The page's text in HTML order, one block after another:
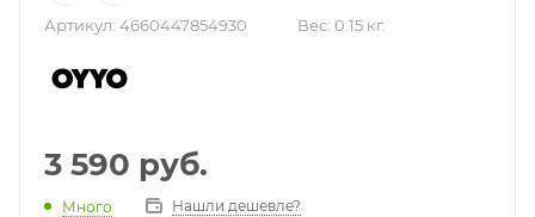
Артикул: 4660447854930 Вес: 0.15 кг.
3 590 руб.
Много Нашли дешевле?